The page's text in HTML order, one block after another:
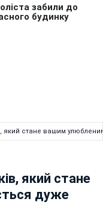
який стане вашим
який стане
дуже